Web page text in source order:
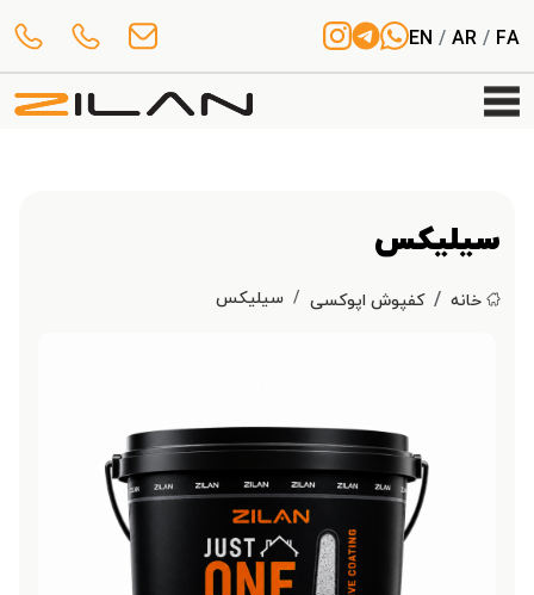
EN /AR/ FA
سیلیکس
خانه کفپوش اپوکسی سیلیکس